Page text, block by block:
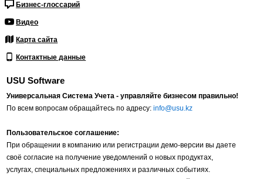
Бизнес-глоссарий
Видео
Карта сайта
Контактные данные
USU Software
Универсальная Система Учета - управляйте бизнесом правильно!
По всем вопросам обращайтесь по адресу:info@usu.kz
Пользовательское соглашение:
При обращении в компанию или регистрации демо-версии вы даете
своё согласие на получение уведомлений о новых продуктах,
услугах, специальных предложениях и различных событиях.